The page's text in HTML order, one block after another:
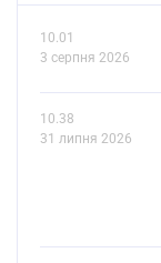
10.01
3 серпня 2026
10.38
31 липня 2026